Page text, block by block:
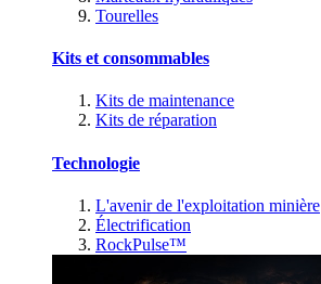
Tourelles
Kits et consommables
Kits de maintenance
Kits de réparation
Technologie
L'avenir de l'exploitation minière
Électrification
RockPulse™